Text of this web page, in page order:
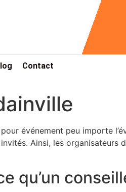
Contact
événement peu importe
Ainsi, les organisateurs
qu’un